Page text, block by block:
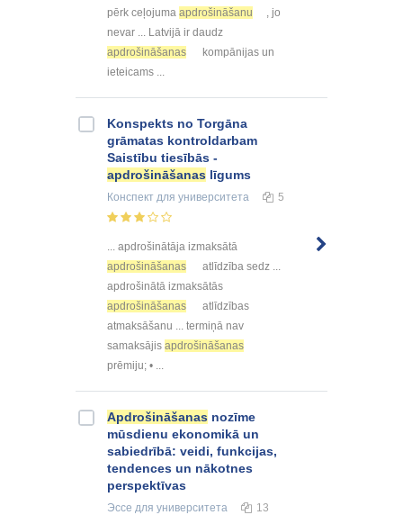
pērk ceļojuma apdrošināšanu
, jo
nevar ... Latvijā ir daudz
apdrošināšanas
kompānijas un
ieteicams ...
Konspekts no Torgāna
grāmatas kontroldarbam
Saistību tiesībās -
apdrošināšanas līgums
Конспект для университета 5
... apdrošinātāja izmaksātā
apdrošināšanas
atlīdzība sedz ...
apdrošinātā izmaksātās
apdrošināšanas
atlīdzības
atmaksāšanu ... termiņā nav
samaksājis apdrošināšanas
prēmiju; • ...
Apdrošināšanas nozīme
mūsdienu ekonomikā un
sabiedrībā: veidi, funkcijas,
tendences un nākotnes
perspektīvas
Эссе для университета 13